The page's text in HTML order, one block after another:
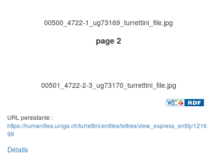
00500_4722-1_ug73169_turrettini_file.jpg
page 2
00501_4722-2-3_ug73170_turrettini_file.jpg
URL persistante :
https://humanities.unige.ch/turrettini/entites/lettres/view_express_entity/1216
99
Détails